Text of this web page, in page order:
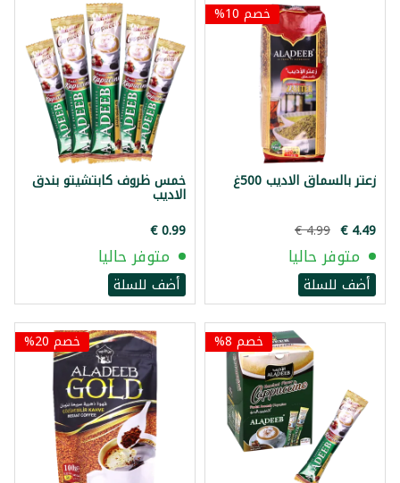
خصم 10%
زعتر بالسماق الاديب 500غ
متوفر حاليا
أضف للسلة
خمس ظروف كابتشيتو بندق
الاديب
متوفر حاليا
أضف للسلة
خصم 8% خصم 20%